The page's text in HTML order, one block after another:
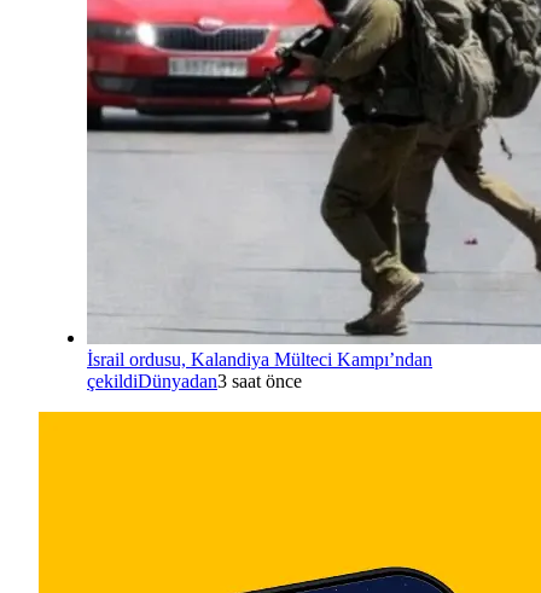
İsrail ordusu, Kalandiya Mülteci Kampı’ndan
çekildiDünyadan3 saat önce